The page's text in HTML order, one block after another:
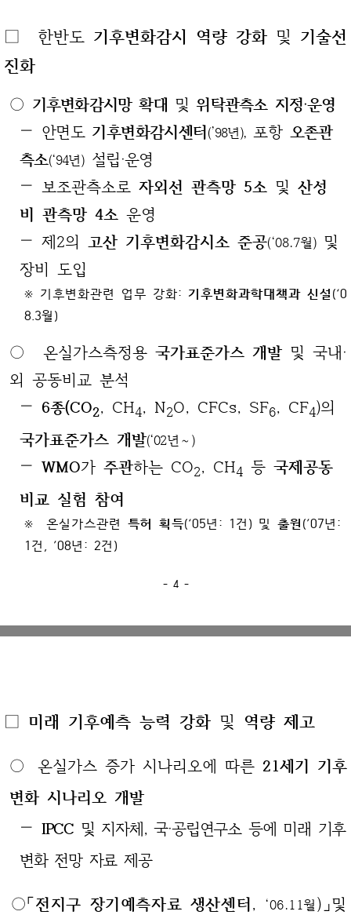
□ 한반도 기후변화감시 역량 강화 및 기술선
진화
○ 기후변화감시망 확대 및 위탁관측소 지정‧운영
— 안면도 기후변화감시센터(’98년), 포항 오존관
측소(‘94년)설립‧운영
— 보조관측소로 자외선 관측망 5소 및 산성
비 관측망 4소 운영
— 제2의
고산 기후변화감시소 준공(‘08.7월) 및
장비 도입
※ 기후변화관련 업무 강화: 기후변화과학대책과 신설(‘0
8.3월)
○ 온실가스측정용 국가표준가스 개발및 국내‧
외 공동비교 분석
— 6종(CO2, CH4, N2O, CFCs, SF6, CF4)의
국가표준가스 개발(‘02년～)
— WMO가주관하는 CO2, CH4 등 국제공동
비교 실험 참여
※ 온실가스관련 특허 획득(‘05년: 1건) 및 출원(’07년:
1건, ’08년: 2건)
- 4 -
□ 미래 기후예측 능력 강화 및 역량 제고
○ 온실가스 증가 시나리오에 따른 21세기 기후
변화 시나리오 개발
— IPCC 및 지자체, 국‧공립연구소 등에 미래 기후
변화 전망 자료 제공
○「전지구 장기예측자료 생산센터, ‘06.11월)」및